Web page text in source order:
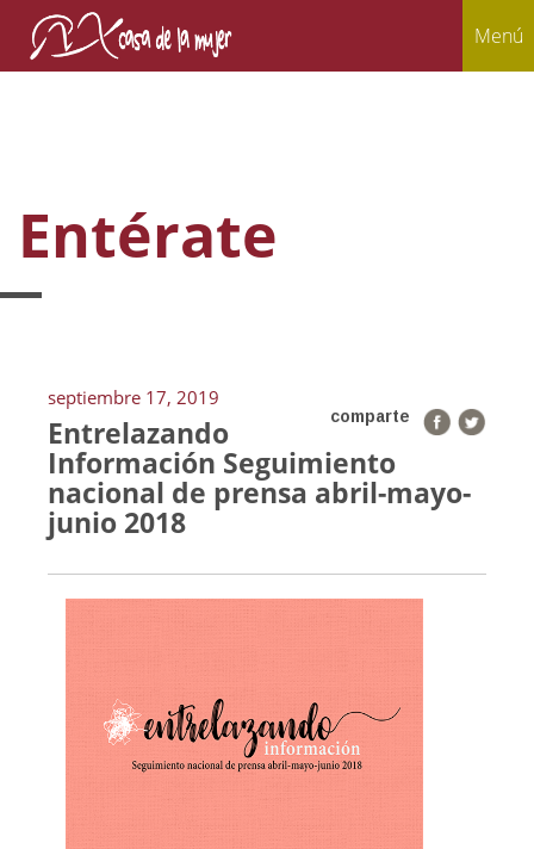
Menú
Entérate
septiembre 17, 2019
comparte
Entrelazando
Información Seguimiento
nacional de prensa abril-mayo-
junio 2018